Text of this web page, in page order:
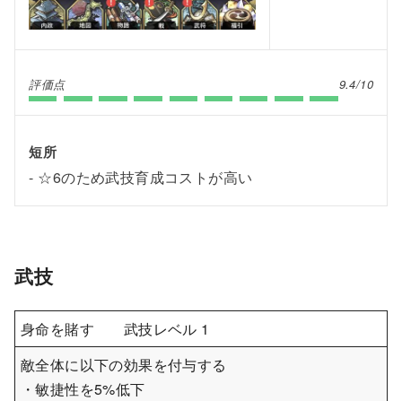
評価点 9.4/10
短所
☆6のため武技育成コストが高い
武技
身命を賭す 武技レベル 1
敵全体に以下の効果を付与する
・敏捷性を5%低下